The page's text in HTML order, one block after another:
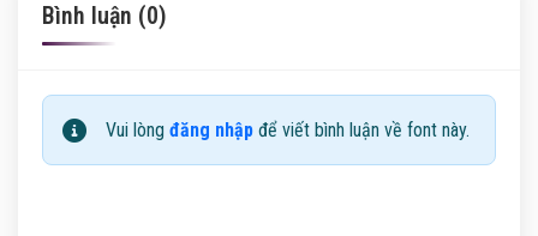
Bình luận (0)
Vui lòng đăng nhập để viết bình luận về font này.